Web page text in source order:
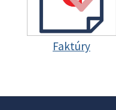
Faktúry